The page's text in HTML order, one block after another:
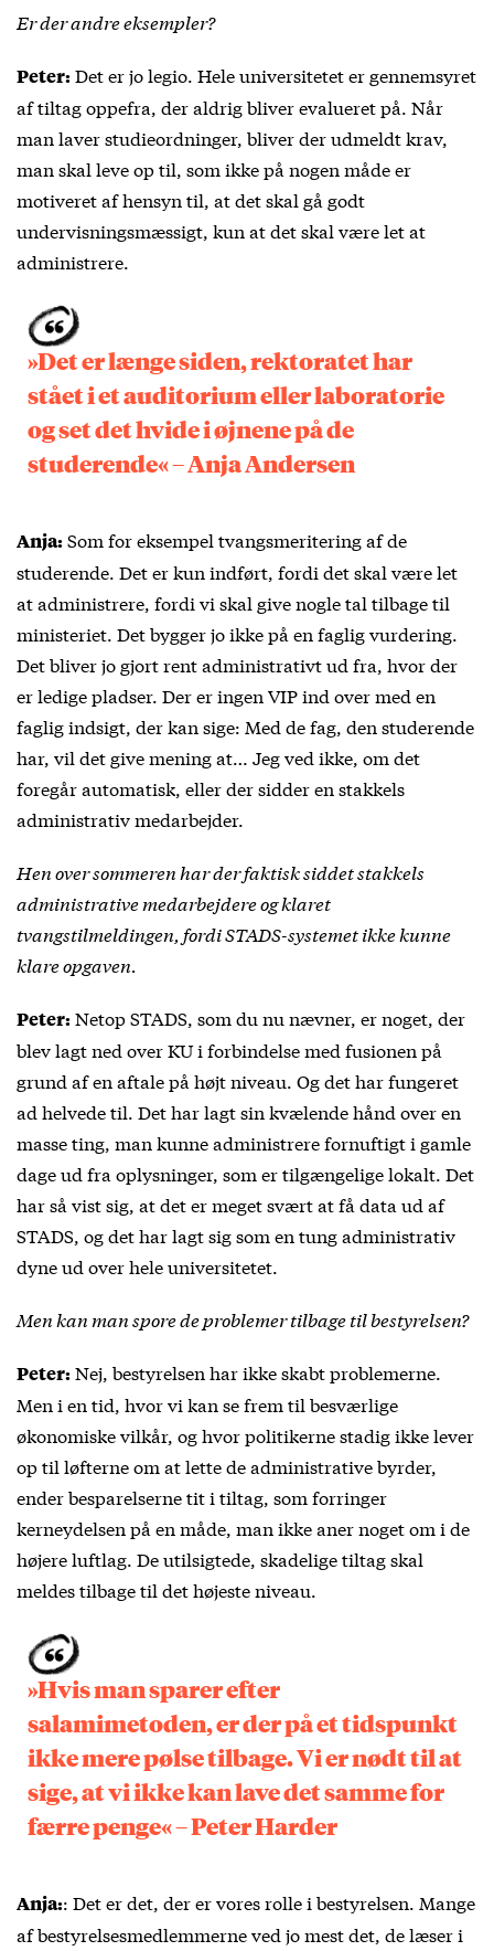
Er der andre eksempler?
Peter:Det er jo legio. Hele universitetet er gennemsyret
af tiltag oppefra, der aldrig bliver evalueret på. Når
man laver studieordninger, bliver der udmeldt krav,
man skal leve op til, som ikke på nogen måde er
motiveret af hensyn til, at det skal gå godt
undervisningsmæssigt, kun at det skal være let at
administrere.
»Det er længe siden, rektoratet har
stået i et auditorium eller laboratorie
og set det hvide i øjnene på de
studerende« – Anja Andersen
Anja:Som for eksempel tvangsmeritering af de
studerende. Det er kun indført, fordi det skal være let
at administrere, fordi vi skal give nogle tal tilbage til
ministeriet. Det bygger jo ikke på en faglig vurdering.
Det bliver jo gjort rent administrativt ud fra, hvor der
er ledige pladser. Der er ingen VIP ind over med en
faglig indsigt, der kan sige: Med de fag, den studerende
har, vil det give mening at… Jeg ved ikke, om det
foregår automatisk, eller der sidder en stakkels
administrativ medarbejder.
Hen over sommeren har der faktisk siddet stakkels
administrative medarbejdere og klaret
tvangstilmeldingen, fordi STADS-systemet ikke kunne
klare opgaven.
Peter:Netop STADS, som du nu nævner, er noget, der
blev lagt ned over KU i forbindelse med fusionen på
grund af en aftale på højt niveau. Og det har fungeret
ad helvede til. Det har lagt sin kvælende hånd over en
masse ting, man kunne administrere fornuftigt i gamle
dage ud fra oplysninger, som er tilgængelige lokalt. Det
har så vist sig, at det er meget svært at få data ud af
STADS, og det har lagt sig som en tung administrativ
dyne ud over hele universitetet.
Men kan man spore de problemer tilbage til bestyrelsen?
Peter:Nej, bestyrelsen har ikke skabt problemerne.
Men i en tid, hvor vi kan se frem til besværlige
økonomiske vilkår, og hvor politikerne stadig ikke lever
op til løfterne om at lette de administrative byrder,
ender besparelserne tit i tiltag, som forringer
kerneydelsen på en måde, man ikke aner noget om i de
højere luftlag. De utilsigtede, skadelige tiltag skal
meldes tilbage til det højeste niveau.
»Hvis man sparer efter
salamimetoden, er der på et tidspunkt
ikke mere pølse tilbage. Vi er nødt til at
sige, at vi ikke kan lave det samme for
færre penge« – Peter Harder
Anja:: Det er det, der er vores rolle i bestyrelsen. Mange
af bestyrelsesmedlemmerne ved jo mest det, de læser i